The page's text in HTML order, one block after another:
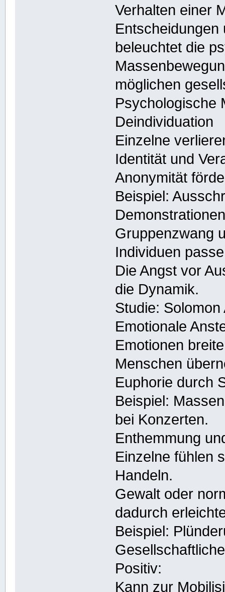
Verhalten einer
beleuchtet die
möglichen
Psychologische
Deindividuation
Einzelne
Identität und
Anonymität
Beispiel:
Gruppenzwang
Individuen
Die Angst vor
die Dynamik.
Studie:
Emotionale
Emotionen
Menschen
Euphorie durch
Beispiel:
bei Konzerten.
Enthemmung
Einzelne fühlen
Handeln.
Gewalt oder
dadurch
Beispiel:
Positiv:
Kann zur